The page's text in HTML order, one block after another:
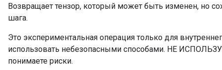
Возвращает тензор, который может быть изменен, но
шага.
Это экспериментальная операция только для
использовать небезопасными способами. НЕ
понимаете риски.